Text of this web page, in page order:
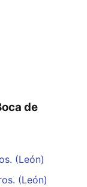
de
(León)
(León)